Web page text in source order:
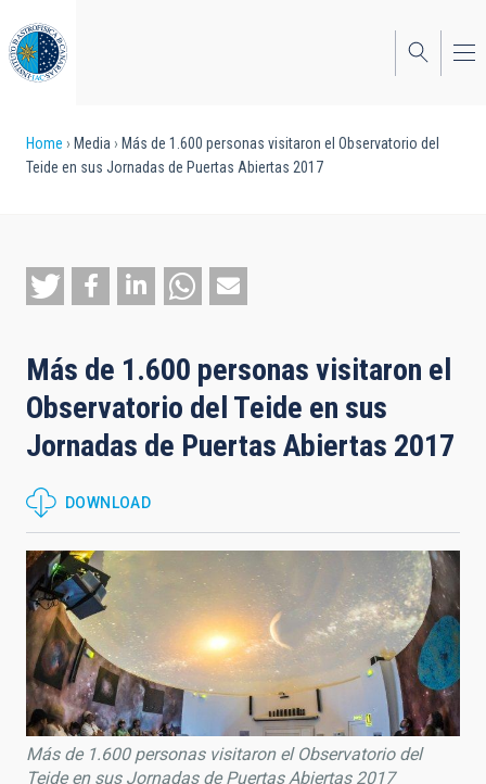
to
main
content
Breadcrumb
Home Media
Más de 1.600 personas visitaron el Observatorio del
Teide en sus Jornadas de Puertas Abiertas 2017
Más de 1.600 personas visitaron el
Observatorio del Teide en sus
Jornadas de Puertas Abiertas 2017
DOWNLOAD
Más de 1.600 personas visitaron el Observatorio del
Teide en sus Jornadas de Puertas Abiertas 2017